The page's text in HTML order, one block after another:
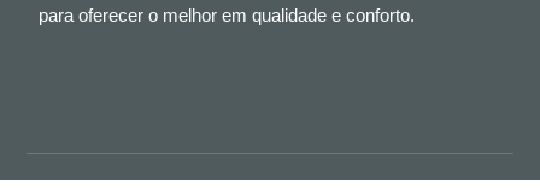
para oferecer o melhor em qualidade e conforto.